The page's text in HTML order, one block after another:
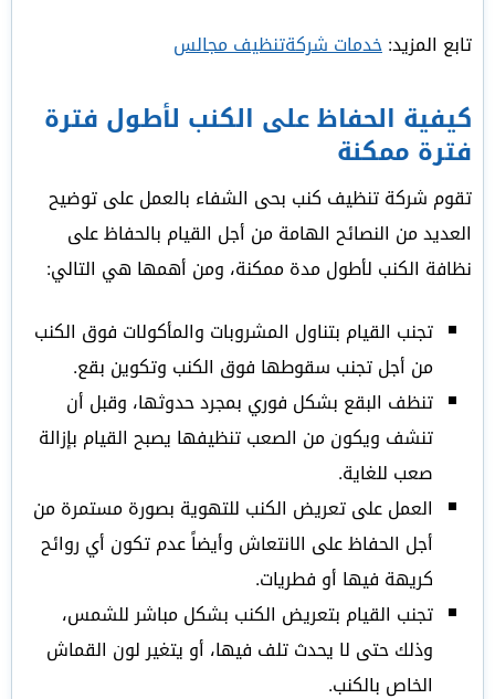
تابع المزيد:خدمات شركةتنظيف مجالس
كيفية الحفاظ على الكنب لأطول فترة
فترة ممكنة
تقوم شركة تنظيف كنب بحى الشفاء بالعمل على توضيح
العديد من النصائح الهامة من أجل القيام بالحفاظ على
نظافة الكنب لأطول مدة ممكنة، ومن أهمها هي التالي:
تجنب القيام بتناول المشروبات والمأكولات فوق الكنب
من أجل تجنب سقوطها فوق الكنب وتكوين بقع.
تنظف البقع بشكل فوري بمجرد حدوثها، وقبل أن
تنشف ويكون من الصعب تنظيفها يصبح القيام بإزالة
صعب للغاية.
العمل على تعريض الكنب للتهوية بصورة مستمرة من
أجل الحفاظ على الانتعاش وأيضاً عدم تكون أي روائح
كريهة فيها أو فطريات.
تجنب القيام بتعريض الكنب بشكل مباشر للشمس،
وذلك حتى لا يحدث تلف فيها، أو يتغير لون القماش
الخاص بالكنب.